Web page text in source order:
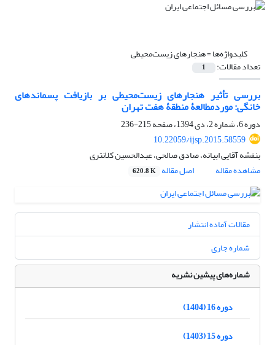
کلیدواژه‌ها =هنجارهای زیست‌محیطی
تعداد مقالات: 1
بررسی تأثیر هنجارهای زیست‌محیطی بر بازیافت پسماندهای
خانگی: موردمطالعۀ منطقۀ هفت تهران
دوره 6، شماره 2، دی 1394، صفحه
215-236
10.22059/ijsp.2015.58559
بنفشه آقایی ابیانه، صادق صالحی، عبدالحسین کلانتری
مشاهده مقاله
اصل مقاله 620.8 K
مقالات آماده انتشار
شماره جاری
شماره‌های پیشین نشریه
دوره 16 (1404)
دوره 15 (1403)